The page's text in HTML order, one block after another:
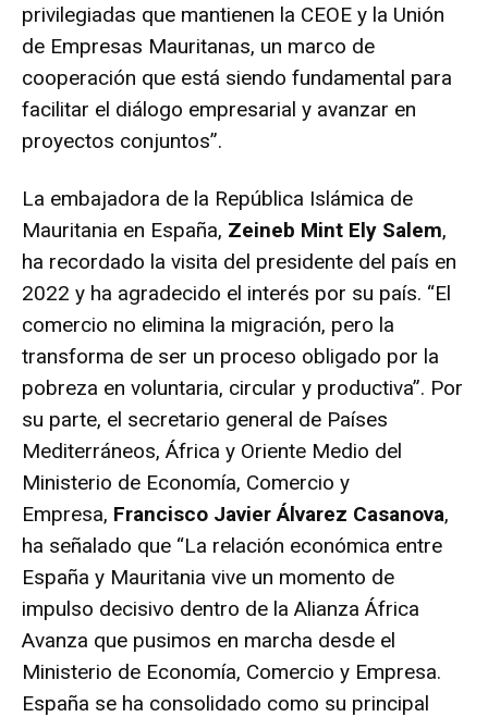
privilegiadas que mantienen la CEOE y la Unión
de Empresas Mauritanas, un marco de
cooperación que está siendo fundamental para
facilitar el diálogo empresarial y avanzar en
proyectos conjuntos”.
La embajadora de la República Islámica de
Mauritania en España, Zeineb Mint Ely Salem,
ha recordado la visita del presidente del país en
2022 y ha agradecido el interés por su país. “El
comercio no elimina la migración, pero la
transforma de ser un proceso obligado por la
pobreza en voluntaria, circular y productiva”. Por
su parte, el secretario general de Países
Mediterráneos, África y Oriente Medio del
Ministerio de Economía, Comercio y
Empresa, Francisco Javier Álvarez Casanova,
ha señalado que “La relación económica entre
España y Mauritania vive un momento de
impulso decisivo dentro de la Alianza África
Avanza que pusimos en marcha desde el
Ministerio de Economía, Comercio y Empresa.
España se ha consolidado como su principal